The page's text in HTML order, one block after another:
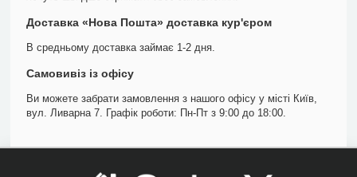
Доставка «Нова Пошта» доставка кур'єром
В средньому доставка займає 1-2 дня.
Самовивіз із офісу
Ви можете забрати замовлення з нашого офісу у місті Київ,
вул. Ливарна 7. Графік роботи: Пн-Пт з 9:00 до 18:00.